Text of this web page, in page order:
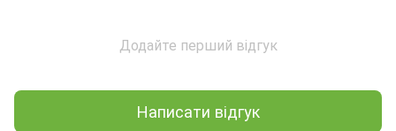
Додайте перший відгук
Написати відгук